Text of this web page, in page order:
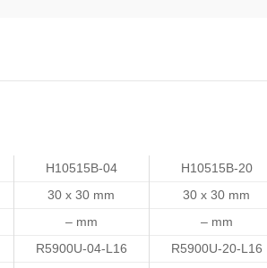
H10515B-04 H10515B-20
30 x 30 mm 30 x 30 mm
– mm – mm
R5900U-04-L16 R5900U-20-L16